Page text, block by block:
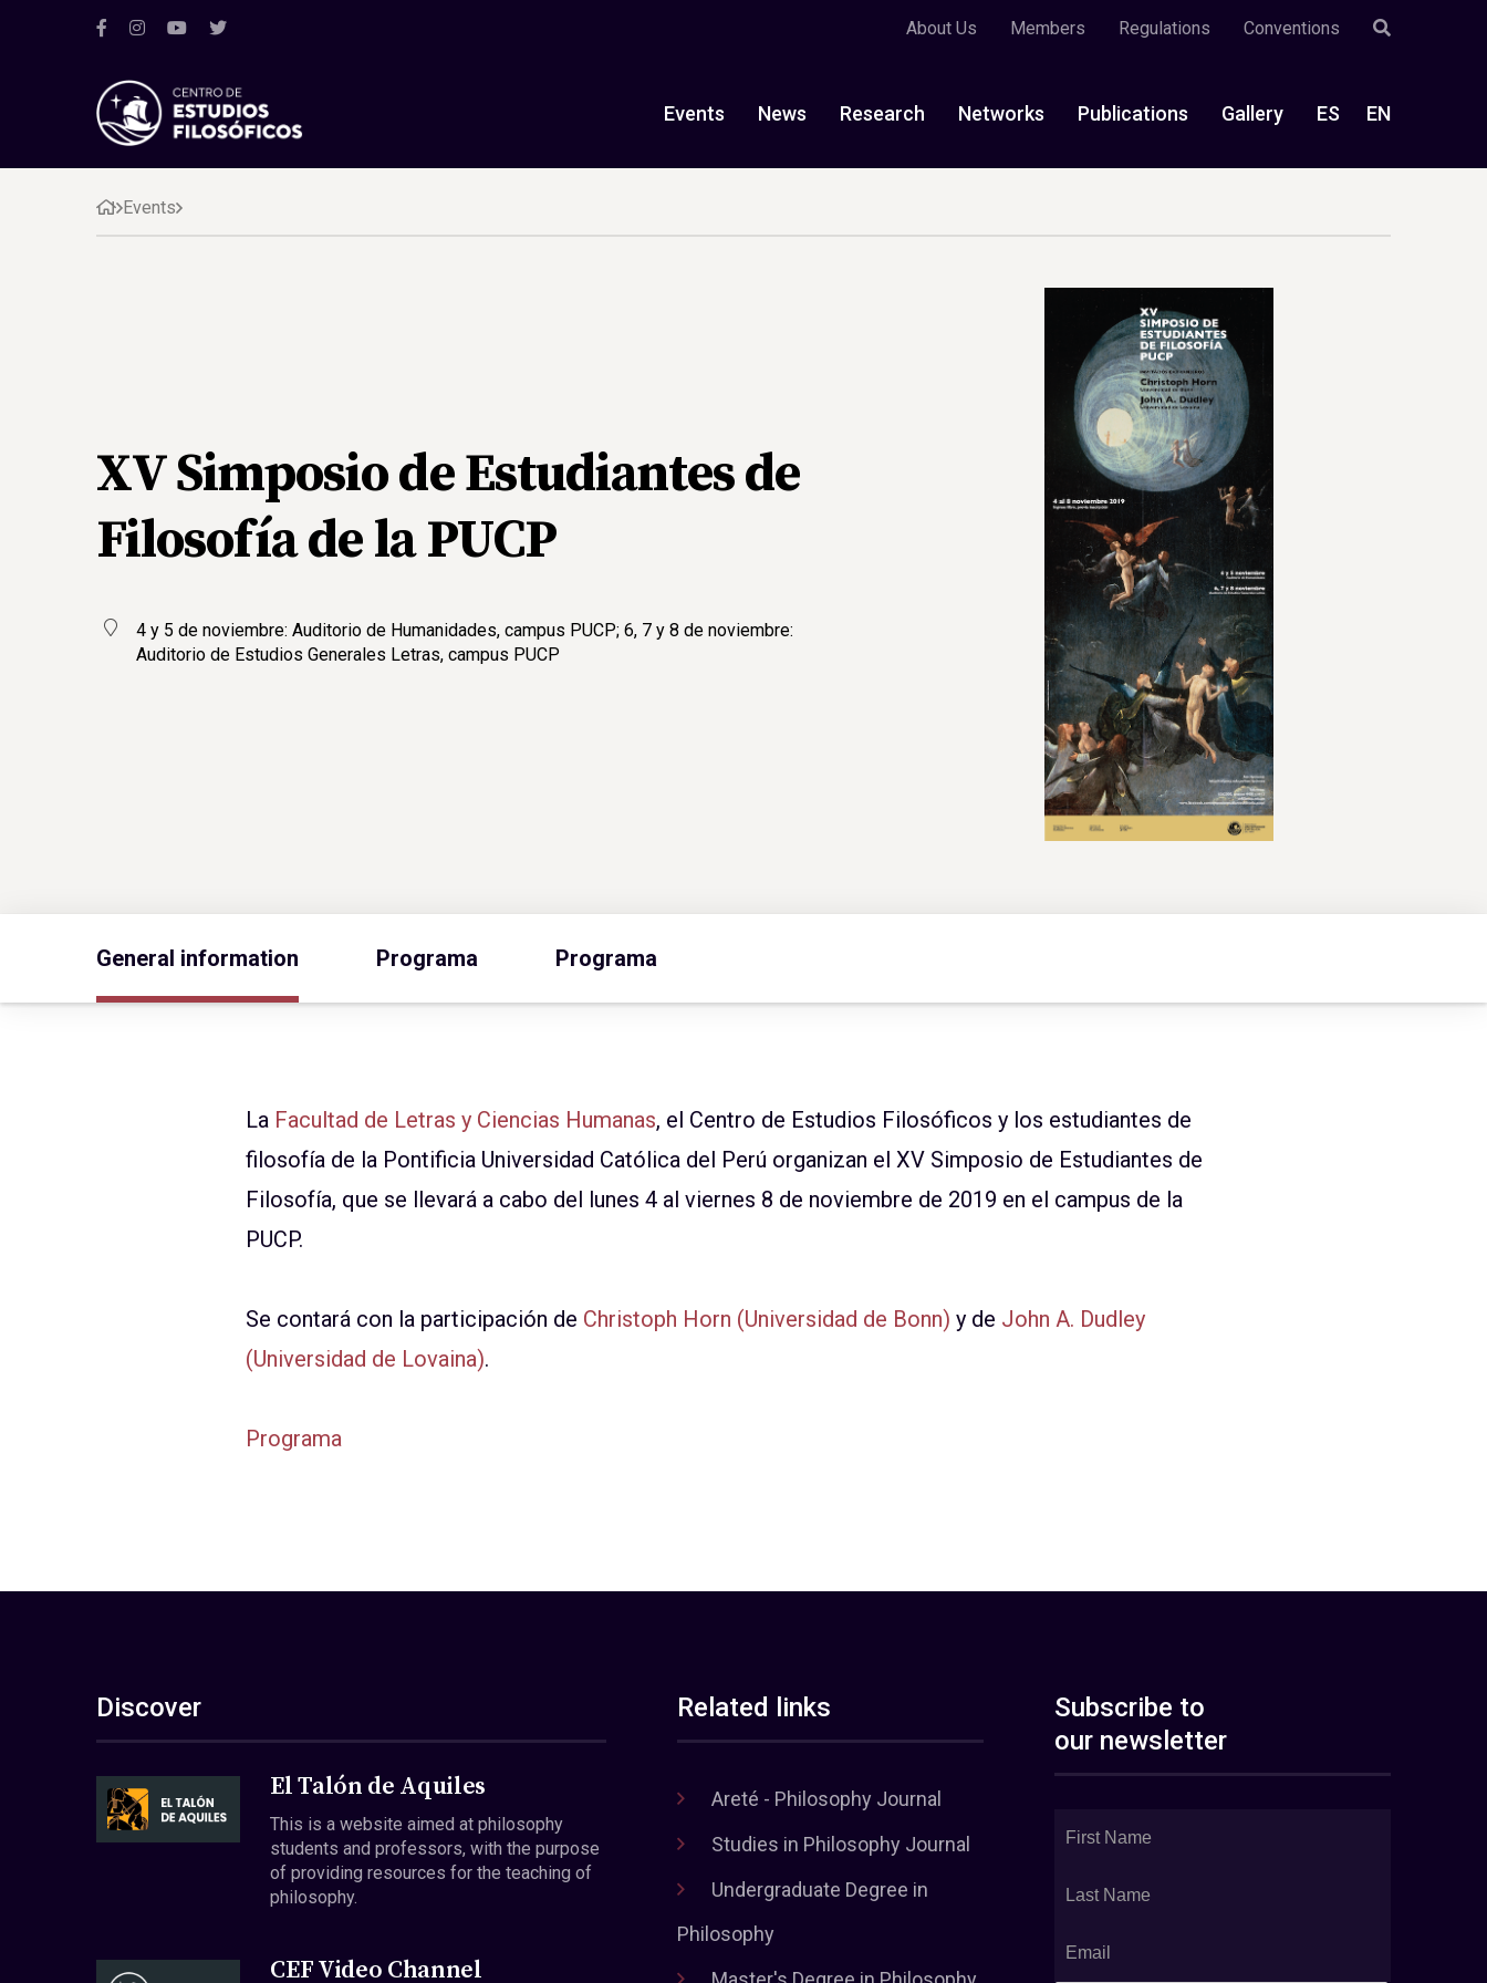
About Us Members Regulations Conventions
Events News Research Networks Publications Gallery ES EN
Events
XV Simposio de Estudiantes de
Filosofía de la PUCP
4 y 5 de noviembre: Auditorio de Humanidades, campus PUCP; 6, 7 y 8 de noviembre:
Auditorio de Estudios Generales Letras, campus PUCP
General information Programa Programa
La Facultad de Letras y Ciencias Humanas, el Centro de Estudios Filosóficos y los estudiantes de
filosofía de la Pontificia Universidad Católica del Perú organizan el XV Simposio de Estudiantes de
Filosofía, que se llevará a cabo del lunes 4 al viernes 8 de noviembre de 2019 en el campus de la
PUCP.
Se contará con la participación de Christoph Horn (Universidad de Bonn) y de John A. Dudley
(Universidad de Lovaina).
Programa
Discover
El Talón de Aquiles
This is a website aimed at philosophy
students and professors, with the purpose
of providing resources for the teaching of
philosophy.
CEF Video Channel
Related links
Areté - Philosophy Journal
Studies in Philosophy Journal
Undergraduate Degree in
Philosophy
Subscribe to
our newsletter